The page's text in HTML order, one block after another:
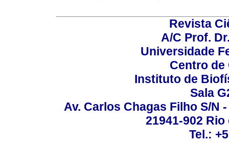
Revista
A/C Prof.
Universidade
Centro de
Instituto de
Sala
Av. Carlos Chagas Filho S/N
21941-902
Tel.: